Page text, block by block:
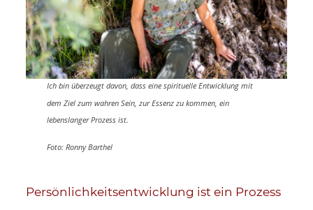
Ich bin überzeugt davon, dass eine spirituelle Entwicklung mit
dem Ziel zum wahren Sein, zur Essenz zu kommen, ein
lebenslanger Prozess ist.
Foto: Ronny Barthel
Persönlichkeitsentwicklung ist ein Prozess